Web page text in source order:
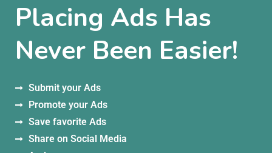
Placing Ads Has
Never Been Easier!
Submit your Ads
Promote your Ads
Save favorite Ads
Share on Social Media